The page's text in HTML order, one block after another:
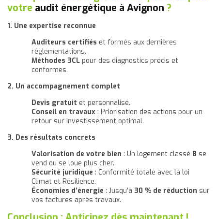
votre audit énergétique à Avignon ?
1. Une expertise reconnue
Auditeurs certifiés et formés aux dernières
réglementations.
Méthodes 3CL pour des diagnostics précis et
conformes.
2. Un accompagnement complet
Devis gratuit et personnalisé.
Conseil en travaux : Priorisation des actions pour un
retour sur investissement optimal.
3. Des résultats concrets
Valorisation de votre bien : Un logement classé B se
vend ou se loue plus cher.
Sécurité juridique : Conformité totale avec la loi
Climat et Résilience.
Économies d’énergie : Jusqu’à 30 % de réduction sur
vos factures après travaux.